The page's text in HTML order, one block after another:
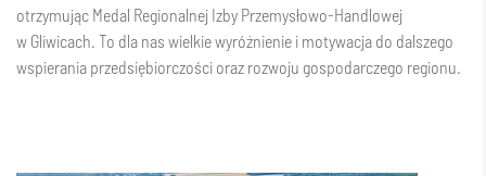
otrzymując Medal Regionalnej Izby Przemysłowo-Handlowej
w Gliwicach. To dla nas wielkie wyróżnienie i motywacja do dalszego
wspierania przedsiębiorczości oraz rozwoju gospodarczego regionu.